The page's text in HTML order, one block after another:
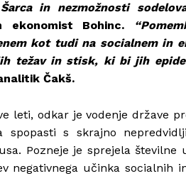
in nezmožnosti
ekonomist Bohinc.
kot tudi na socialnem in
težav in stisk, ki bi jih
Čakš.
leti, odkar je vodenje države
spopasti s skrajno
Pozneje je sprejela
negativnega učinka socialnih